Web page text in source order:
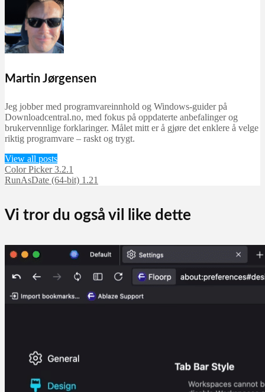
Martin Jørgensen
Jeg jobber med programvareinnhold og Windows-guider på
Downloadcentral.no, med fokus på oppdaterte anbefalinger og
brukervennlige forklaringer. Målet mitt er å gjøre det enklere å velge
riktig programvare – raskt og trygt.
View all posts
Color Picker 3.2.1
RunAsDate (64-bit) 1.21
Vi tror du også vil like dette